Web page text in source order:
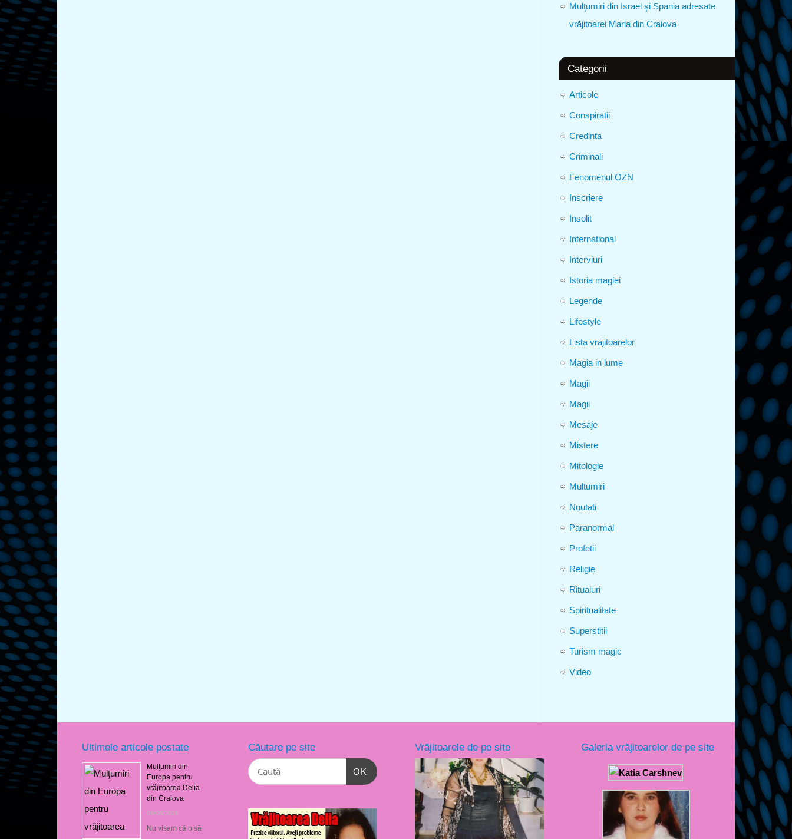
Mulţumiri din Israel şi Spania adresate
vrăjitoarei Maria din Craiova
Categorii
Articole
Conspiratii
Credinta
Criminali
Fenomenul OZN
Inscriere
Insolit
International
Interviuri
Istoria magiei
Legende
Lifestyle
Lista vrajitoarelor
Magia in lume
Magii
Magii
Mesaje
Mistere
Mitologie
Multumiri
Noutati
Paranormal
Profetii
Religie
Ritualuri
Spiritualitate
Superstitii
Turism magic
Video
Ultimele articole postate
Mulţumiri din
Europa pentru
vrăjitoarea Delia
din Craiova
09/08/2026
Nu visam că o să
Căutare pe site
OK
Vrăjitoarele de pe site Galeria vrăjitoarelor de pe site